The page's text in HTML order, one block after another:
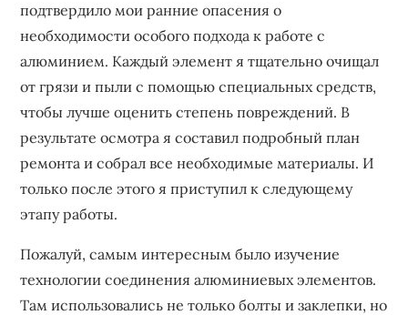
подтвердило мои ранние опасения о
необходимости особого подхода к работе с
алюминием. Каждый элемент я тщательно очищал
от грязи и пыли с помощью специальных средств,
чтобы лучше оценить степень повреждений. В
результате осмотра я составил подробный план
ремонта и собрал все необходимые материалы. И
только после этого я приступил к следующему
этапу работы.
Пожалуй, самым интересным было изучение
технологии соединения алюминиевых элементов.
Там использовались не только болты и заклепки, но